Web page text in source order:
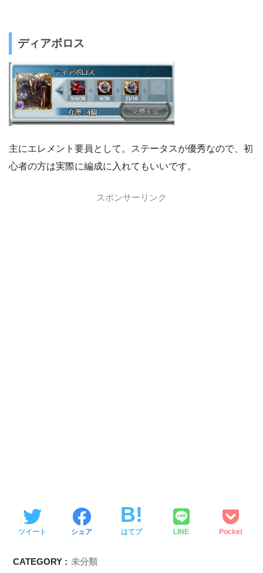
ディアボロス
主にエレメント要員として。ステータスが優秀なので、初
心者の方は実際に編成に入れてもいいです。
スポンサーリンク
ツイート シェア はてブ LINE Pocket
CATEGORY : 未分類